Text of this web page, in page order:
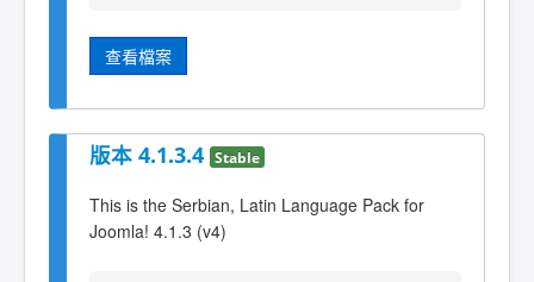
查看檔案
版本 4.1.3.4 Stable
This is the Serbian, Latin Language Pack for
Joomla! 4.1.3 (v4)